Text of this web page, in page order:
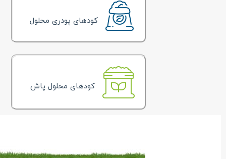
کودهای پودری محلول
کودهای محلول پاش